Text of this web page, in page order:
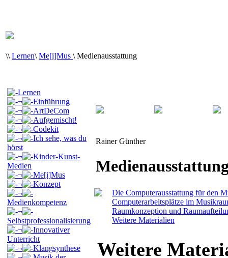
\\ Lernen\ Me[i]Mus \ Medienausstattung
Lernen
¬
Einführung
¬
ArtDeCom
¬
Aufgemischt!
¬
Codekit
¬
Ich sehe, was du
hörst
¬
Kinder-Kunst-
Medien
¬
Me[i]Mus
¬
Konzept
¬
Medienkompetenz
¬
Selbstprofessionalisierung
¬
Innovativer
Unterricht
¬
Klangsynthese
Rainer Günther
Die Computerausstattung für den
Computerarbeitsplätze im
Raumkonzeption und
Weitere Materialien
Weitere